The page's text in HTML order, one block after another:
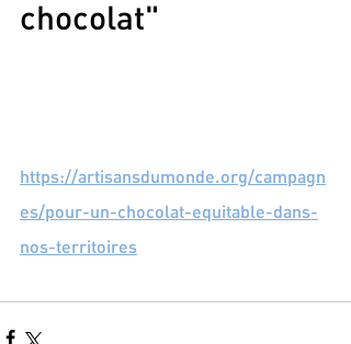
chocolat"
https://artisansdumonde.org/campagn
es/pour-un-chocolat-equitable-dans-
nos-territoires